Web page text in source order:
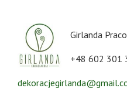
Girlanda
+48 602 301